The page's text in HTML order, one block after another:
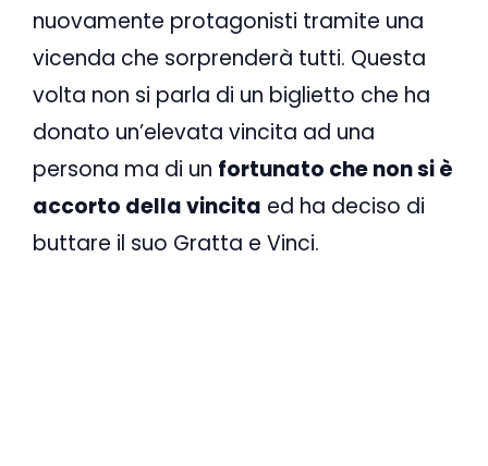
nuovamente protagonisti tramite una
vicenda che sorprenderà tutti. Questa
volta non si parla di un biglietto che ha
donato un’elevata vincita ad una
persona ma di un fortunato che non si è
accorto della vincita ed ha deciso di
buttare il suo Gratta e Vinci.